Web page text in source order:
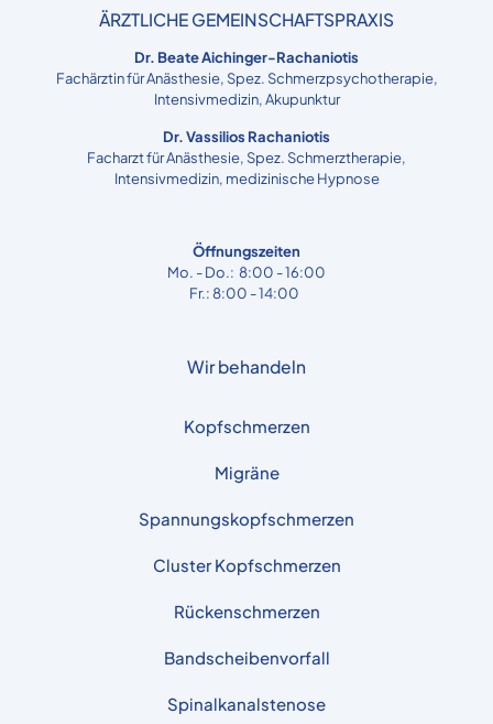
ÄRZTLICHE GEMEINSCHAFTSPRAXIS
Dr. Beate Aichinger-Rachaniotis
Fachärztin für Anästhesie, Spez. Schmerzpsychotherapie,
Intensivmedizin, Akupunktur
Dr. Vassilios Rachaniotis
Facharzt für Anästhesie, Spez. Schmerztherapie,
Intensivmedizin, medizinische Hypnose
Öffnungszeiten
Mo. - Do.: 8:00 - 16:00
Fr.: 8:00 - 14:00
Wir behandeln
Kopfschmerzen
Migräne
Spannungskopfschmerzen
Cluster Kopfschmerzen
Rückenschmerzen
Bandscheibenvorfall
Spinalkanalstenose